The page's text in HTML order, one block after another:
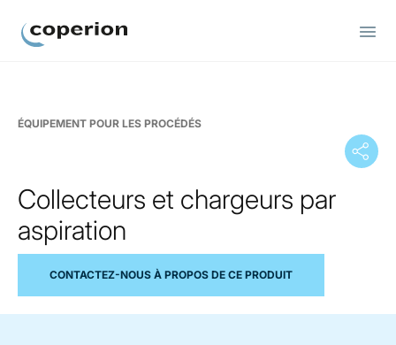
ÉQUIPEMENT POUR LES PROCÉDÉS
Collecteurs et chargeurs par
aspiration
CONTACTEZ-NOUS À PROPOS DE CE PRODUIT